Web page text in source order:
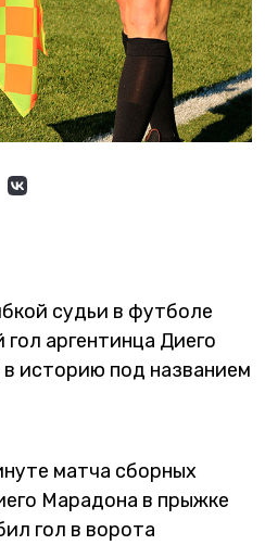
судьи в футболе
гол аргентинца Диего
историю под названием
матча сборных
Марадона в прыжке
гол в ворота